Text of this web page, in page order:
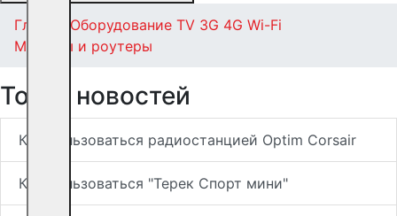
Главная Оборудование TV 3G 4G Wi-Fi
Модемы и роутеры
Топ-5 новостей
Как пользоваться радиостанцией Optim Corsair
Как пользоваться "Терек Спорт мини"